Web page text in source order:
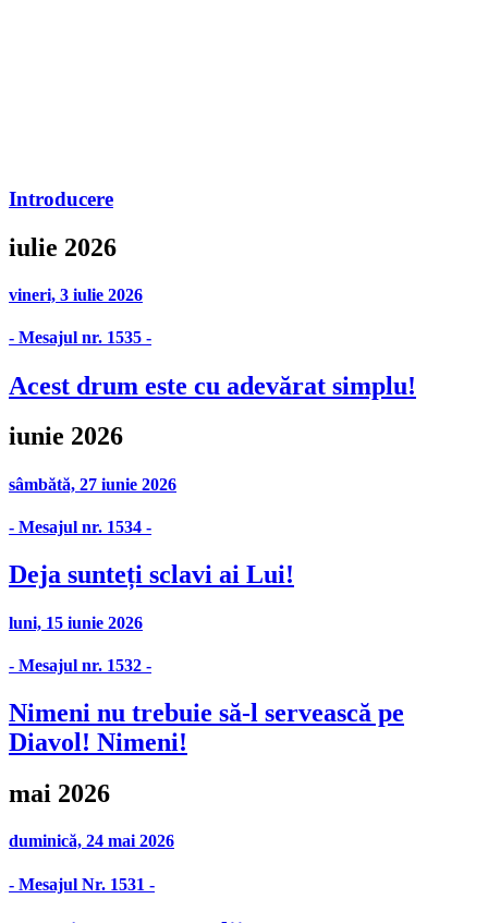
Introducere
iulie 2026
vineri, 3 iulie 2026
- Mesajul nr. 1535 -
Acest drum este cu adevărat simplu!
iunie 2026
sâmbătă, 27 iunie 2026
- Mesajul nr. 1534 -
Deja sunteți sclavi ai Lui!
luni, 15 iunie 2026
- Mesajul nr. 1532 -
Nimeni nu trebuie să-l servească pe
Diavol! Nimeni!
mai 2026
duminică, 24 mai 2026
- Mesajul Nr. 1531 -